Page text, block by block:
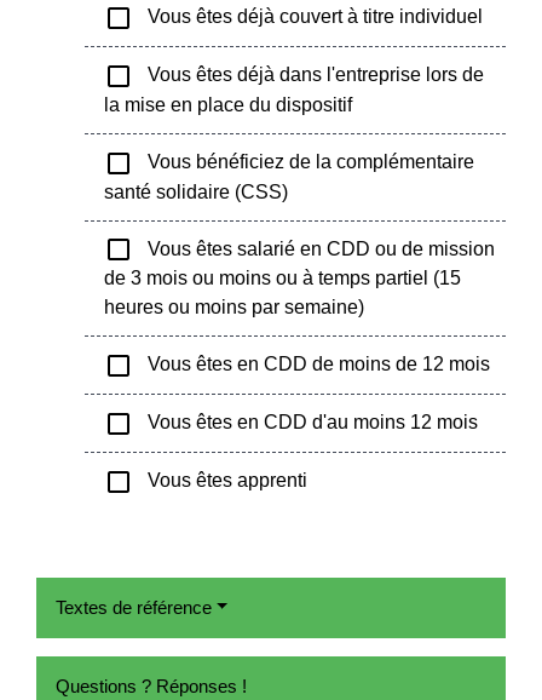
check_box_outline_blank Vous êtes déjà couvert à titre individuel
check_box_outline_blank
Vous êtes déjà dans l'entreprise lors de
la mise en place du dispositif
check_box_outline_blank
Vous bénéficiez de la complémentaire
santé solidaire (CSS)
check_box_outline_blank
Vous êtes salarié en CDD ou de mission
de 3 mois ou moins ou à temps partiel (15
heures ou moins par semaine)
check_box_outline_blank Vous êtes en CDD de moins de 12 mois
check_box_outline_blank Vous êtes en CDD d'au moins 12 mois
check_box_outline_blank Vous êtes apprenti
Textes de référence
Questions ? Réponses !